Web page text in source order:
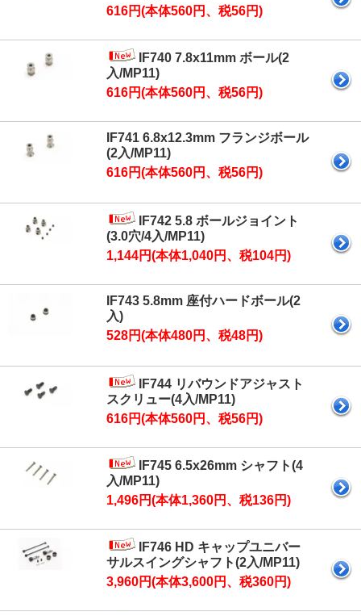
616円(本体560円、税56円)
IF740 7.8x11mm ボール(2
入/MP11)
616円(本体560円、税56円)
IF741 6.8x12.3mm フランジボール
(2入/MP11)
616円(本体560円、税56円)
IF742 5.8 ボールジョイント
(3.0穴/4入/MP11)
1,144円(本体1,040円、税104円)
IF743 5.8mm 座付ハードボール(2
入)
528円(本体480円、税48円)
IF744 リバウンドアジャスト
スクリュー(4入/MP11)
616円(本体560円、税56円)
IF745 6.5x26mm シャフト(4
入/MP11)
1,496円(本体1,360円、税136円)
IF746 HD キャップユニバー
サルスイングシャフト(2入/MP11)
3,960円(本体3,600円、税360円)